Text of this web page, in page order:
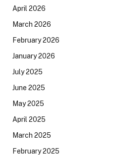
April 2026
March 2026
February 2026
January 2026
July 2025
June 2025
May 2025
April 2025
March 2025
February 2025